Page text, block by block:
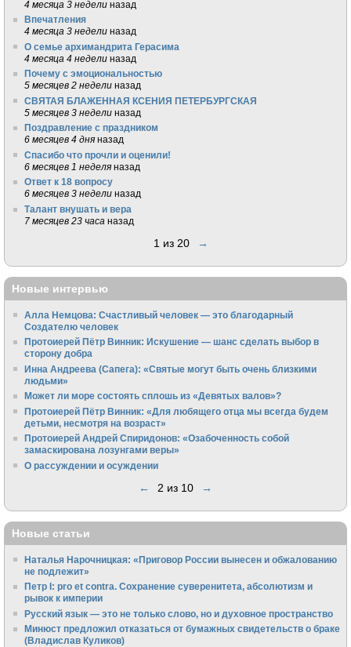
4 месяца 3 недели назад
Впечатления
4 месяца 3 недели назад
О семье архимандрита Герасима
4 месяца 4 недели назад
Почему с эмоциональностью
5 месяцев 2 недели назад
СВЯТАЯ БЛАЖЕННАЯ КСЕНИЯ ПЕТЕРБУРГСКАЯ
5 месяцев 3 недели назад
Поздравление с праздником
6 месяцев 4 дня назад
Спасибо что прочли и оценили!
6 месяцев 1 неделя назад
Ответ к 18 вопросу
6 месяцев 3 недели назад
Талант внушать и вера
7 месяцев 23 часа назад
1 из 20 →
Новые интервью
Алла Немцова: Счастливый человек — это благодарный
Создателю человек
Протоиерей Пётр Винник: Искушение — шанс сделать выбор в
сторону добра
Инна Андреева (Сапега): «Святые могут быть очень близкими
людьми»
Может ли море состоять сплошь из «Девятых валов»?
Протоиерей Пётр Винник: «Для любящего отца мы всегда будем
детьми, несмотря на возраст»
Протоиерей Андрей Спиридонов: «Озабоченность собой
замаскирована лозунгами веры»
О рассуждении и осуждении
← 2 из 10 →
Новые статьи
Наталья Нарочницкая: «Приговор России вынесен и обжалованию
не подлежит»
Петр I: pro et contra. Сохранение суверенитета, абсолютизм и
рывок к империи
Русский язык — это не только слово, но и духовное пространство
Минюст предложил отказаться от бумажных свидетельств о браке
(Владислав Куликов)